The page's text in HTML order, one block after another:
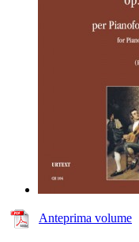
Anteprima volume